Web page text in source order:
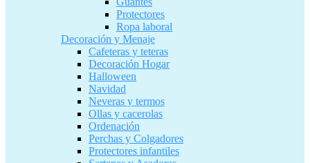
Protectores
Ropa laboral
Decoración y Menaje
Cafeteras y teteras
Decoración Hogar
Halloween
Navidad
Neveras y termos
Ollas y cacerolas
Ordenación
Perchas y Colgadores
Protectores infantiles